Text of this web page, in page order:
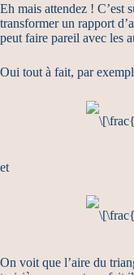
Eh mais attendez ! C’est
transformer un rapport
peut faire pareil avec les
Oui tout à fait, par
et
On voit que l’aire du